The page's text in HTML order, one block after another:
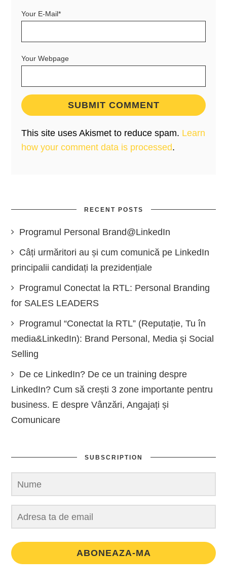
Your E-Mail*
Your Webpage
This site uses Akismet to reduce spam. Learn
how your comment data is processed.
RECENT POSTS
Programul Personal Brand@LinkedIn
Câți urmăritori au și cum comunică pe LinkedIn
principalii candidați la prezidențiale
Programul Conectat la RTL: Personal Branding
for SALES LEADERS
Programul “Conectat la RTL” (Reputație, Tu în
media&LinkedIn): Brand Personal, Media și Social
Selling
De ce LinkedIn? De ce un training despre
LinkedIn? Cum să crești 3 zone importante pentru
business. E despre Vânzări, Angajați și
Comunicare
SUBSCRIPTION
ABONEAZA-MA